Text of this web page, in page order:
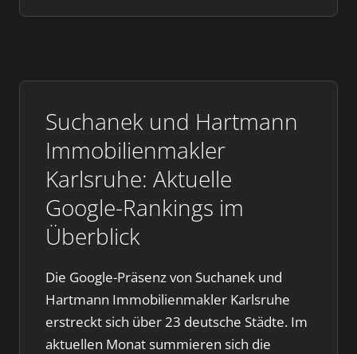
Suchanek und Hartmann
Immobilienmakler
Karlsruhe: Aktuelle
Google-Rankings im
Überblick
Die Google-Präsenz von Suchanek und
Hartmann Immobilienmakler Karlsruhe
erstreckt sich über 23 deutsche Städte. Im
aktuellen Monat summieren sich die